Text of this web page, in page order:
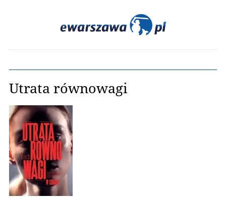
Utrata równowagi